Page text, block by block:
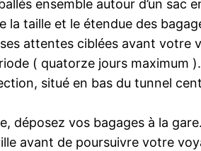
ensemble autour d’un
la taille et le étendue des
attentes ciblées avant votre
( quatorze jours maximum
situé en bas du tunnel
déposez vos bagages à la
avant de poursuivre votre